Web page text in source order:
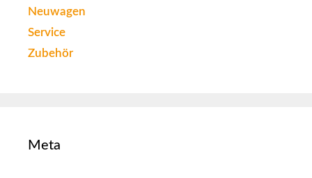
Neuwagen
Service
Zubehör
Meta